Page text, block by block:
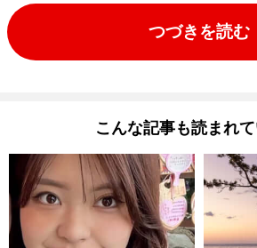
つづきを読む
こんな記事も読まれ